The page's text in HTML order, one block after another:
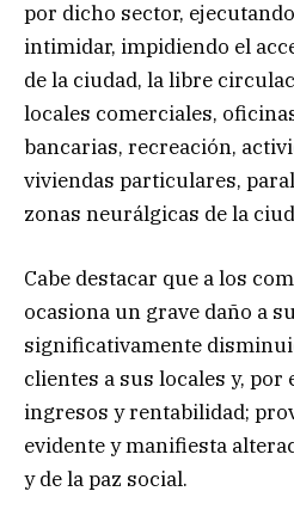
por dicho sector,
intimidar, impidiendo el
de la ciudad, la libre
locales comerciales,
bancarias, recreación,
viviendas particulares,
zonas neurálgicas de la
Cabe destacar que a los
ocasiona un grave daño a
significativamente
clientes a sus locales y, por
ingresos y rentabilidad;
evidente y manifiesta
y de la paz social.